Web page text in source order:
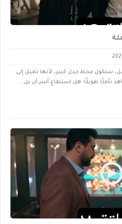
ستكون محط جدل كبير، لأنها تميل إلى
تأملًا طويلًا: هل استطاع آسر أن ين...